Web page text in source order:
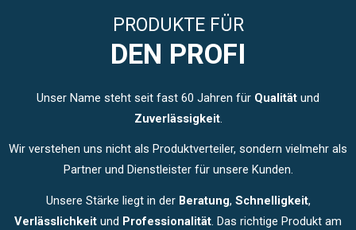
PRODUKTE FÜR
DEN PROFI
Unser Name steht seit fast 60 Jahren für Qualität und
Zuverlässigkeit.
Wir verstehen uns nicht als Produktverteiler, sondern vielmehr als
Partner und Dienstleister für unsere Kunden.
Unsere Stärke liegt in der Beratung, Schnelligkeit,
Verlässlichkeit und Professionalität. Das richtige Produkt am